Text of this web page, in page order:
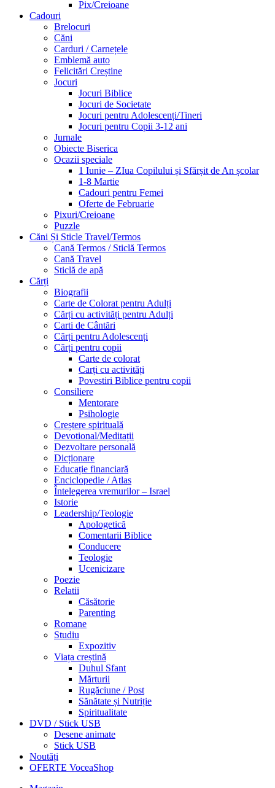
Pix/Creioane
Cadouri
Brelocuri
Căni
Carduri / Carnețele
Emblemă auto
Felicitări Creștine
Jocuri
Jocuri Biblice
Jocuri de Societate
Jocuri pentru Adolescenți/Tineri
Jocuri pentru Copii 3-12 ani
Jurnale
Obiecte Biserica
Ocazii speciale
1 Iunie – ZIua Copilului și Sfărșit de An școlar
1-8 Martie
Cadouri pentru Femei
Oferte de Februarie
Pixuri/Creioane
Puzzle
Căni Și Sticle Travel/Termos
Cană Termos / Sticlă Termos
Cană Travel
Sticlă de apă
Cărți
Biografii
Carte de Colorat pentru Adulți
Cărți cu activități pentru Adulți
Carti de Cântări
Cărți pentru Adolescenți
Cărți pentru copii
Carte de colorat
Carți cu activități
Povestiri Biblice pentru copii
Consiliere
Mentorare
Psihologie
Creștere spirituală
Devotional/Meditații
Dezvoltare personală
Dicționare
Educație financiară
Enciclopedie / Atlas
Întelegerea vremurilor – Israel
Istorie
Leadership/Teologie
Apologetică
Comentarii Biblice
Conducere
Teologie
Ucenicizare
Poezie
Relatii
Căsătorie
Parenting
Romane
Studiu
Expozitiv
Viața creștină
Duhul Sfant
Mărturii
Rugăciune / Post
Sănătate și Nutriție
Spiritualitate
DVD / Stick USB
Desene animate
Stick USB
Noutăți
OFERTE VoceaShop